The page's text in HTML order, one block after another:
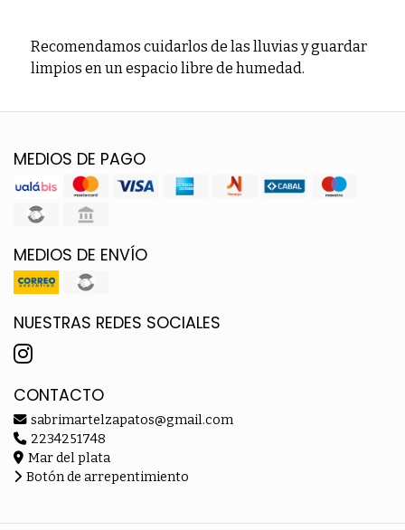
Recomendamos cuidarlos de las lluvias y guardar
limpios en un espacio libre de humedad.
MEDIOS DE PAGO
MEDIOS DE ENVÍO
NUESTRAS REDES SOCIALES
CONTACTO
sabrimartelzapatos@gmail.com
2234251748
Mar del plata
Botón de arrepentimiento